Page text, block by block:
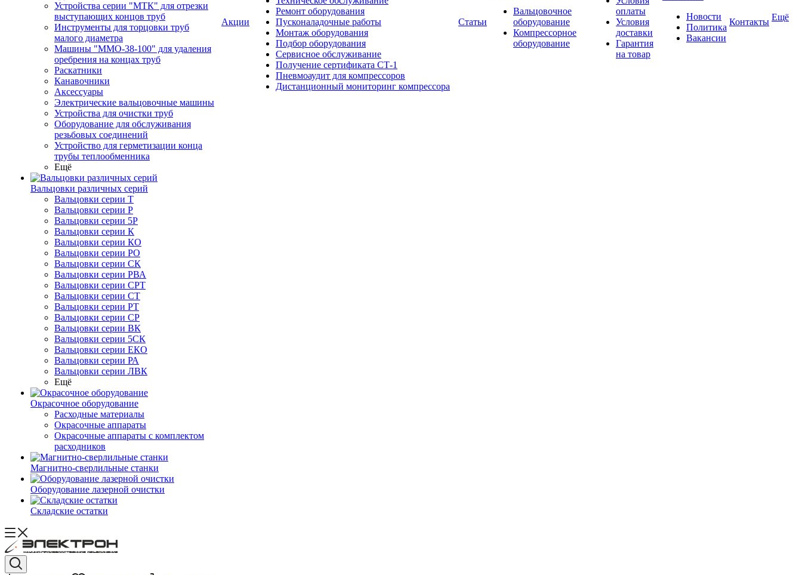
Устройства серии "МТК" для отрезки
выступающих концов труб
Инструменты для торцовки труб
малого диаметра
Машины "ММО-38-100" для удаления
оребрения на концах труб
Раскатники
Канавочники
Аксессуары
Электрические вальцовочные машины
Устройства для очистки труб
Оборудование для обслуживания
резьбовых соединений
Устройство для герметизации конца
трубы теплообменника
Ещё
Вальцовки различных серий
Вальцовки серии Т
Вальцовки серии Р
Вальцовки серии 5Р
Вальцовки серии К
Вальцовки серии КО
Вальцовки серии РО
Вальцовки серии СК
Вальцовки серии РВА
Вальцовки серии СРТ
Вальцовки серии СТ
Вальцовки серии РТ
Вальцовки серии СР
Вальцовки серии ВК
Вальцовки серии 5СК
Вальцовки серии ЕКО
Вальцовки серии РА
Вальцовки серии ЛВК
Ещё
Окрасочное оборудование
Расходные материалы
Окрасочные аппараты
Окрасочные аппараты с комплектом
расходников
Магнитно-сверлильные станки
Оборудование лазерной очистки
Складские остатки
Акции
Ремонт оборудования
Пусконаладочные работы
Монтаж оборудования
Подбор оборудования
Сервисное обслуживание
Получение сертификата СТ-1
Пневмоаудит для компрессоров
Дистанционный мониторинг компрессора
Статьи
Вальцовочное
оборудование
Компрессорное
оборудование
оплаты
Условия
доставки
Гарантия
на товар
Новости
Политика
Вакансии
Контакты Ещё